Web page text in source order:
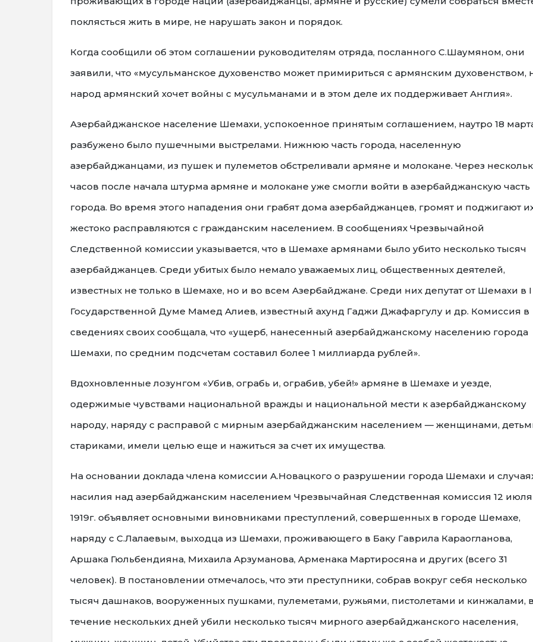
поклясться жить в мире, не нарушать закон и порядок.
Когда сообщили об этом соглашении руководителям отряда, посланного С.Шаумяном, они
заявили, что «мусульманское духовенство может примириться с армянским духовенством,
народ армянский хочет войны с мусульманами и в этом деле их поддерживает Англия».
Азербайджанское население Шемахи, успокоенное принятым соглашением, наутро 18
разбужено было пушечными выстрелами. Нижнюю часть города, населенную
азербайджанцами, из пушек и пулеметов обстреливали армяне и молокане. Через
часов после начала штурма армяне и молокане уже смогли войти в азербайджанскую часть
города. Во время этого нападения они грабят дома азербайджанцев, громят и поджигают
жестоко расправляются с гражданским населением. В сообщениях Чрезвычайной
Следственной комиссии указывается, что в Шемахе армянами было убито несколько тысяч
азербайджанцев. Среди убитых было немало уважаемых лиц, общественных деятелей,
известных не только в Шемахе, но и во всем Азербайджане. Среди них депутат от Шемахи в I
Государственной Думе Мамед Алиев, известный ахунд Гаджи Джафаргулу и др. Комиссия в
сведениях своих сообщала, что «ущерб, нанесенный азербайджанскому населению города
Шемахи, по средним подсчетам составил более 1 миллиарда рублей».
Вдохновленные лозунгом «Убив, ограбь и, ограбив, убей!» армяне в Шемахе и уезде,
одержимые чувствами национальной вражды и национальной мести к азербайджанскому
народу, наряду с расправой с мирным азербайджанским населением — женщинами,
стариками, имели целью еще и нажиться за счет их имущества.
На основании доклада члена комиссии А.Новацкого о разрушении города Шемахи и
насилия над азербайджанским населением Чрезвычайная Следственная комиссия 12 июля
1919г. объявляет основными виновниками преступлений, совершенных в городе Шемахе,
наряду с С.Лалаевым, выходца из Шемахи, проживающего в Баку Гаврила Караогланова,
Аршака Гюльбендияна, Михаила Арзуманова, Арменака Мартиросяна и других (всего 31
человек). В постановлении отмечалось, что эти преступники, собрав вокруг себя несколько
тысяч дашнаков, вооруженных пушками, пулеметами, ружьями, пистолетами и кинжалами,
течение нескольких дней убили несколько тысяч мирного азербайджанского населения,